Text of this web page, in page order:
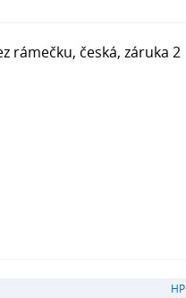
rámečku, česká, záruka 2
HP